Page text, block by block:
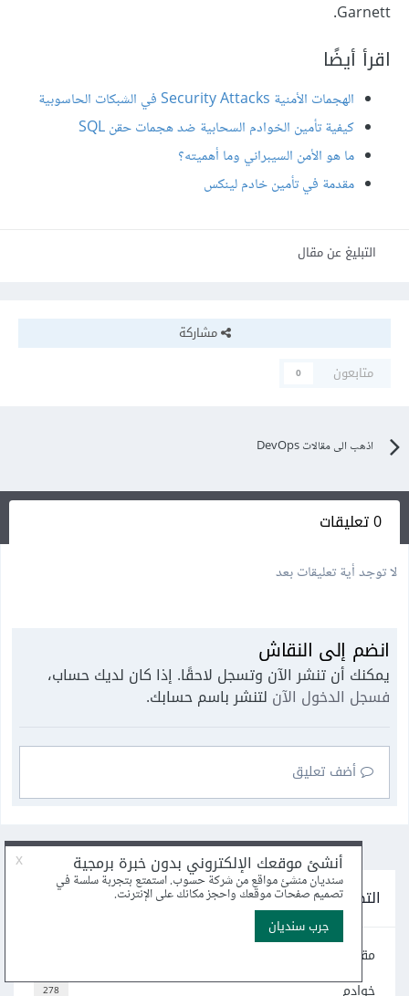
Garnett.
اقرأ أيضًا
الهجمات الأمنية Security Attacks في الشبكات الحاسوبية
كيفية تأمين الخوادم السحابية ضد هجمات حقن SQL
ما هو الأمن السيبراني وما أهميته؟
مقدمة في تأمين خادم لينكس
التبليغ عن مقال
مشاركة
متابعون
0
اذهب الى مقالات DevOps
0 تعليقات
لا توجد أية تعليقات بعد
انضم إلى النقاش
يمكنك أن تنشر الآن وتسجل لاحقًا. إذا كان لديك حساب،
فسجل الدخول الآن لتنشر باسم حسابك.
أضف تعليق
التصنيفات
مقالات DevOps عامة
278 خوادم